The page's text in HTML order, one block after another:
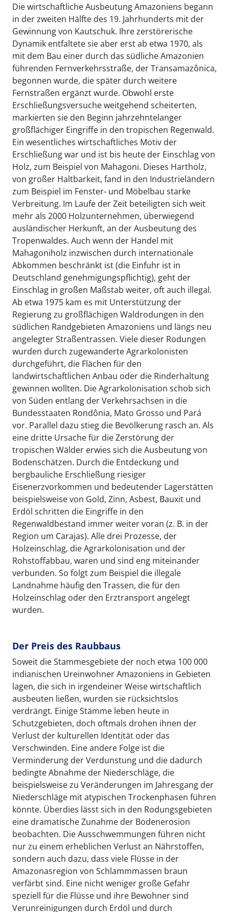
Die wirtschaftliche Ausbeutung Amazoniens begann
in der zweiten Hälfte des 19. Jahrhunderts mit der
Gewinnung von Kautschuk. Ihre zerstörerische
Dynamik entfaltete sie aber erst ab etwa 1970, als
mit dem Bau einer durch das südliche Amazonien
führenden Fernverkehrsstraße, der Transamazônica,
begonnen wurde, die später durch weitere
Fernstraßen ergänzt wurde. Obwohl erste
Erschließungsversuche weitgehend scheiterten,
markierten sie den Beginn jahrzehntelanger
großflächiger Eingriffe in den tropischen Regenwald.
Ein wesentliches wirtschaftliches Motiv der
Erschließung war und ist bis heute der Einschlag von
Holz, zum Beispiel von Mahagoni. Dieses Hartholz,
von großer Haltbarkeit, fand in den Industrieländern
zum Beispiel im Fenster- und Möbelbau starke
Verbreitung. Im Laufe der Zeit beteiligten sich weit
mehr als 2000 Holzunternehmen, überwiegend
ausländischer Herkunft, an der Ausbeutung des
Tropenwaldes. Auch wenn der Handel mit
Mahagoniholz inzwischen durch internationale
Abkommen beschränkt ist (die Einfuhr ist in
Deutschland genehmigungspflichtig), geht der
Einschlag in großen Maßstab weiter, oft auch illegal.
Ab etwa 1975 kam es mit Unterstützung der
Regierung zu großflächigen Waldrodungen in den
südlichen Randgebieten Amazoniens und längs neu
angelegter Straßentrassen. Viele dieser Rodungen
wurden durch zugewanderte Agrarkolonisten
durchgeführt, die Flächen für den
landwirtschaftlichen Anbau oder die Rinderhaltung
gewinnen wollten. Die Agrarkolonisation schob sich
von Süden entlang der Verkehrsachsen in die
Bundesstaaten Rondônia, Mato Grosso und Pará
vor. Parallel dazu stieg die Bevölkerung rasch an. Als
eine dritte Ursache für die Zerstörung der
tropischen Wälder erwies sich die Ausbeutung von
Bodenschätzen. Durch die Entdeckung und
bergbauliche Erschließung riesiger
Eisenerzvorkommen und bedeutender Lagerstätten
beispielsweise von Gold, Zinn, Asbest, Bauxit und
Erdöl schritten die Eingriffe in den
Regenwaldbestand immer weiter voran (z. B. in der
Region um Carajas). Alle drei Prozesse, der
Holzeinschlag, die Agrarkolonisation und der
Rohstoffabbau, waren und sind eng miteinander
verbunden. So folgt zum Beispiel die illegale
Landnahme häufig den Trassen, die für den
Holzeinschlag oder den Erztransport angelegt
wurden.
Der Preis des Raubbaus
Soweit die Stammesgebiete der noch etwa 100 000
indianischen Ureinwohner Amazoniens in Gebieten
lagen, die sich in irgendeiner Weise wirtschaftlich
ausbeuten ließen, wurden sie rücksichtslos
verdrängt. Einige Stämme leben heute in
Schutzgebieten, doch oftmals drohen ihnen der
Verlust der kulturellen Identität oder das
Verschwinden. Eine andere Folge ist die
Verminderung der Verdunstung und die dadurch
bedingte Abnahme der Niederschläge, die
beispielsweise zu Veränderungen im Jahresgang der
Niederschläge mit atypischen Trockenphasen führen
könnte. Überdies lässt sich in den Rodungsgebieten
eine dramatische Zunahme der Bodenerosion
beobachten. Die Ausschwemmungen führen nicht
nur zu einem erheblichen Verlust an Nährstoffen,
sondern auch dazu, dass viele Flüsse in der
Amazonasregion von Schlammmassen braun
verfärbt sind. Eine nicht weniger große Gefahr
speziell für die Flüsse und ihre Bewohner sind
Verunreinigungen durch Erdöl und durch